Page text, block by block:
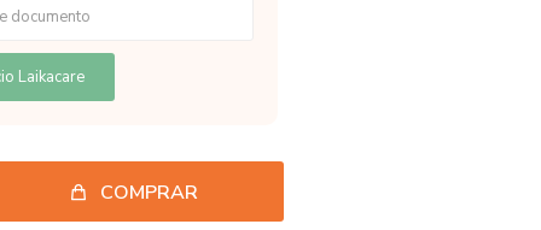
Laikacare
COMPRAR